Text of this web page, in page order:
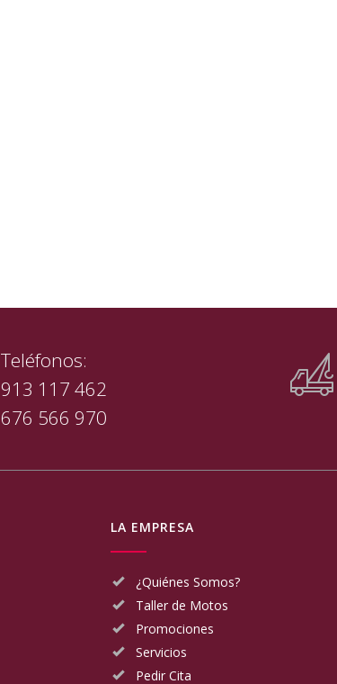
Teléfonos:
913 117 462
676 566 970
LA EMPRESA
¿Quiénes Somos?
Taller de Motos
Promociones
Servicios
Pedir Cita